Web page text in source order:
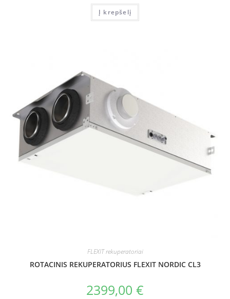
Į krepšelį
FLEXIT rekuperatoriai
ROTACINIS REKUPERATORIUS FLEXIT NORDIC CL3
2399,00 €